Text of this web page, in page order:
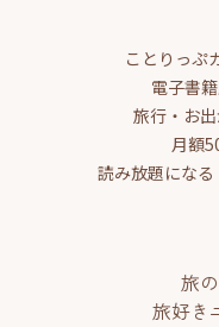
ことりっぷ
電子書
旅行・お
月額
読み放題にな
旅
旅好き